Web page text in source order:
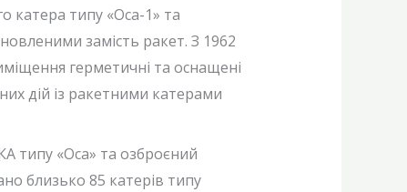
катера типу «Оса-1» та
замість ракет. З 1962
герметичні та оснащені
дій із ракетними катерами
типу «Оса» та озброєний
близько 85 катерів типу